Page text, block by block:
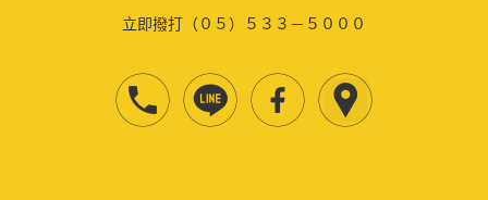
立即撥打（０５）５３３－５０００